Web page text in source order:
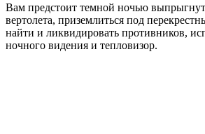
Вам предстоит темной ночью
вертолета, приземлиться под
найти и ликвидировать противников,
ночного видения и тепловизор.